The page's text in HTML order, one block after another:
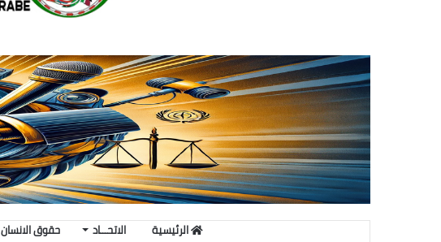
الرئيسية الاتحـــاد حقوق الانسان